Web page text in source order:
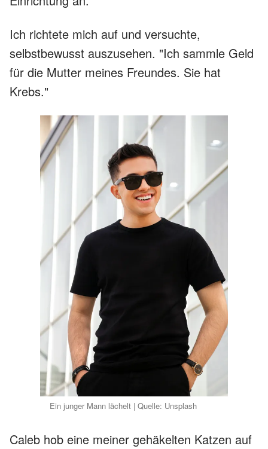
Ich richtete mich auf und versuchte,
selbstbewusst auszusehen. "Ich sammle Geld
für die Mutter meines Freundes. Sie hat
Krebs."
Ein junger Mann lächelt | Quelle: Unsplash
Caleb hob eine meiner gehäkelten Katzen auf